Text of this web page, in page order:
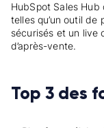
HubSpot Sales
telles qu’un outil
sécurisés et un live
d’après-vente.
Top 3 des